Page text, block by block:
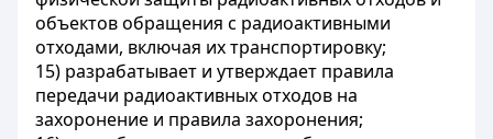
объектов обращения с радиоактивными
отходами, включая их транспортировку;
15) разрабатывает и утверждает правила
передачи радиоактивных отходов на
захоронение и правила захоронения;